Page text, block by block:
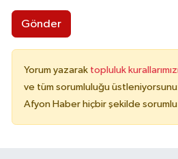
Gönder
Yorum yazarak topluluk
ve tüm sorumluluğu
Afyon Haber hiçbir şekilde